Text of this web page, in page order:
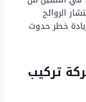
الروائح
خطر حدوث
تركيب